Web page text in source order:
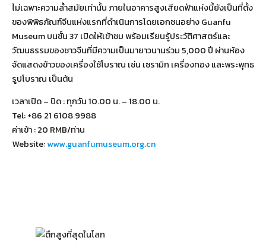
ไม่เฉพาะความล้ำสมัยเท่านั้น ภายในอาคารสูงเสียดฟ้าแห่งนี้ยังเป็นที่ตั้ง
ของพิพิธภัณฑ์จีนแห่งแรกที่ดำเนินการโดยเอกชนอย่าง Guanfu
Museum บนชั้น 37 เปิดให้เข้าชม พร้อมเรียนรู้ประวัติศาสตร์และ
วัฒนธรรมของชาวจีนที่มีความเป็นมายาวนานร่วม 5,000 ปี ผ่านห้อง
จัดแสดงข้าวของเครื่องใช้โบราณ เช่น เซรามิก เครื่องทอง และพระพุทธ
รูปโบราณ เป็นต้น
เวลาเปิด – ปิด : ทุกวัน 10.00 น. – 18.00 น.
Tel: +86 21 6108 9988
ค่าเข้า : 20 RMB/ท่าน
Website:www.guanfumuseum.org.cn